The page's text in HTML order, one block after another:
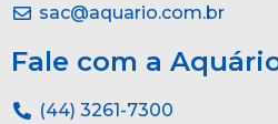
sac@aquario.com.br
Fale com a
(44) 3261-7300